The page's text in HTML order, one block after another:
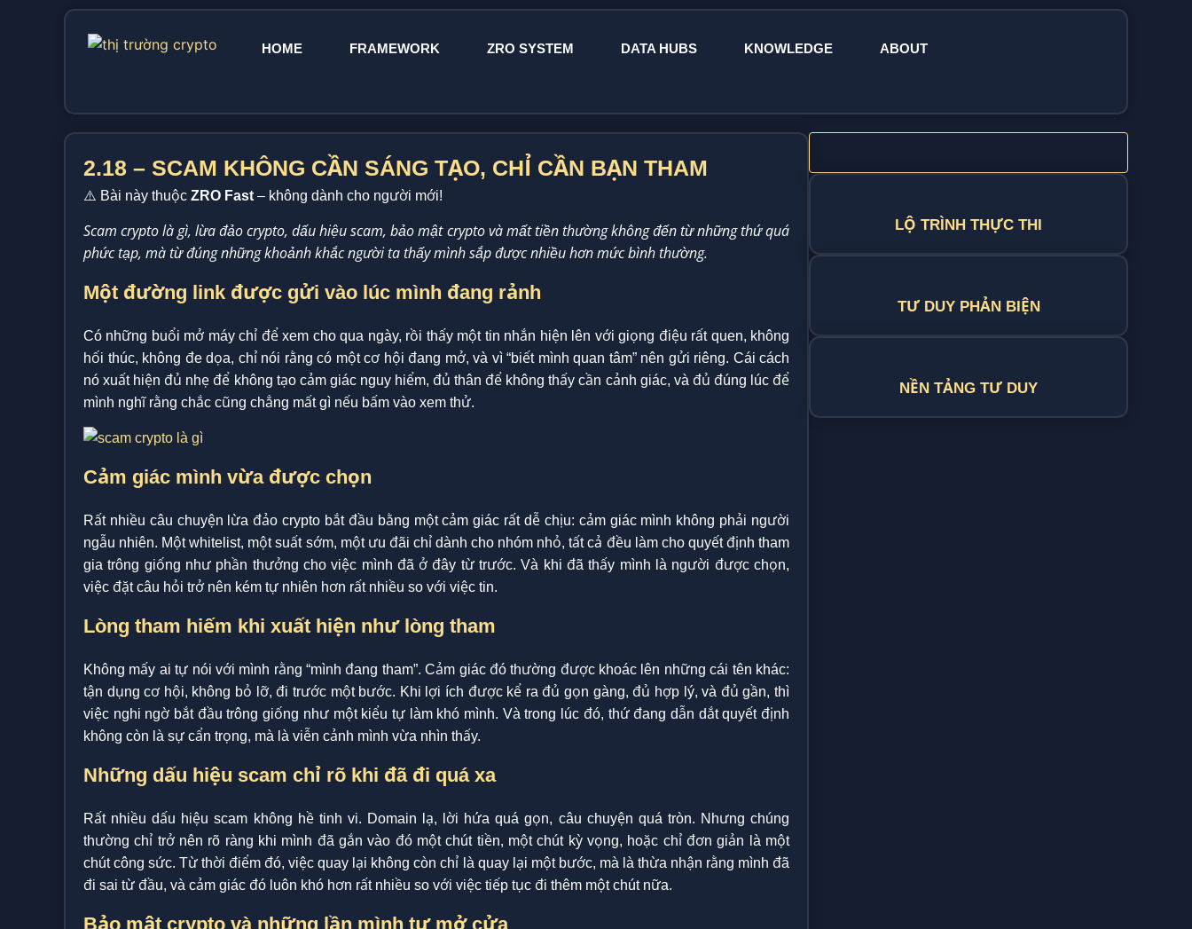
HOME FRAMEWORK ZRO SYSTEM DATA HUBS KNOWLEDGE ABOUT
2.18 – SCAM KHÔNG CẦN SÁNG TẠO, CHỈ CẦN BẠN THAM
⚠️ Bài này thuộc ZRO Fast – không dành cho người mới!
Scam crypto là gì, lừa đảo crypto, dấu hiệu scam, bảo mật crypto và mất tiền thường không đến từ những thứ quá
phức tạp, mà từ đúng những khoảnh khắc người ta thấy mình sắp được nhiều hơn mức bình thường.
Một đường link được gửi vào lúc mình đang rảnh
Có những buổi mở máy chỉ để xem cho qua ngày, rồi thấy một tin nhắn hiện lên với giọng điệu rất quen, không
hối thúc, không đe dọa, chỉ nói rằng có một cơ hội đang mở, và vì “biết mình quan tâm” nên gửi riêng. Cái cách
nó xuất hiện đủ nhẹ để không tạo cảm giác nguy hiểm, đủ thân để không thấy cần cảnh giác, và đủ đúng lúc để
mình nghĩ rằng chắc cũng chẳng mất gì nếu bấm vào xem thử.
Cảm giác mình vừa được chọn
Rất nhiều câu chuyện lừa đảo crypto bắt đầu bằng một cảm giác rất dễ chịu: cảm giác mình không phải người
ngẫu nhiên. Một whitelist, một suất sớm, một ưu đãi chỉ dành cho nhóm nhỏ, tất cả đều làm cho quyết định tham
gia trông giống như phần thưởng cho việc mình đã ở đây từ trước. Và khi đã thấy mình là người được chọn,
việc đặt câu hỏi trở nên kém tự nhiên hơn rất nhiều so với việc tin.
Lòng tham hiếm khi xuất hiện như lòng tham
Không mấy ai tự nói với mình rằng “mình đang tham”. Cảm giác đó thường được khoác lên những cái tên khác:
tận dụng cơ hội, không bỏ lỡ, đi trước một bước. Khi lợi ích được kể ra đủ gọn gàng, đủ hợp lý, và đủ gần, thì
việc nghi ngờ bắt đầu trông giống như một kiểu tự làm khó mình. Và trong lúc đó, thứ đang dẫn dắt quyết định
không còn là sự cẩn trọng, mà là viễn cảnh mình vừa nhìn thấy.
Những dấu hiệu scam chỉ rõ khi đã đi quá xa
Rất nhiều dấu hiệu scam không hề tinh vi. Domain lạ, lời hứa quá gọn, câu chuyện quá tròn. Nhưng chúng
thường chỉ trở nên rõ ràng khi mình đã gắn vào đó một chút tiền, một chút kỳ vọng, hoặc chỉ đơn giản là một
chút công sức. Từ thời điểm đó, việc quay lại không còn chỉ là quay lại một bước, mà là thừa nhận rằng mình đã
đi sai từ đầu, và cảm giác đó luôn khó hơn rất nhiều so với việc tiếp tục đi thêm một chút nữa.
Bảo mật crypto và những lần mình tự mở cửa
LỘ TRÌNH THỰC THI
TƯ DUY PHẢN BIỆN
NỀN TẢNG TƯ DUY